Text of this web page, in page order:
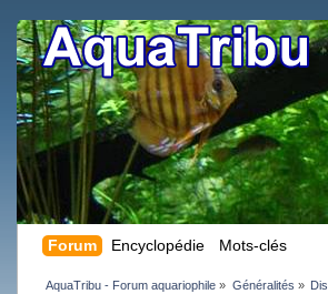
Forum Encyclopédie Mots-clés
AquaTribu - Forum aquariophile » Généralités »